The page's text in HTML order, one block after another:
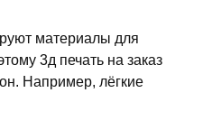
материалы для
3д печать на заказ
Например, лёгкие